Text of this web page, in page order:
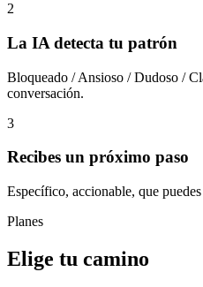
2
La IA detecta tu patrón
Bloqueado / Ansioso / Dudoso /
conversación.
3
Recibes un próximo paso
Específico, accionable, que
Planes
Elige tu camino